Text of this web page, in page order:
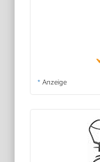
* Anzeige